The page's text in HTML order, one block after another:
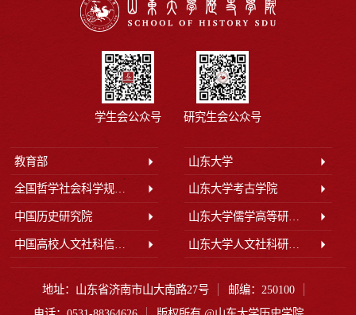
学生会公众号 研究生会公众号
教育部 山东大学
全国哲学社会科学规划办公室 山东大学考古学院
中国历史研究院 山东大学儒学高等研究院
中国高校人文社科信息网 山东大学人文社科研究院
地址：山东省济南市山大南路27号
邮编：250100